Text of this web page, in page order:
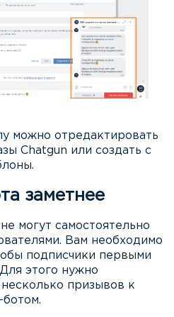
можно отредактировать
Chatgun или создать с
заметнее
могут самостоятельно
Вам необходимо
подписчики первыми
этого нужно
призывов к
ботом.